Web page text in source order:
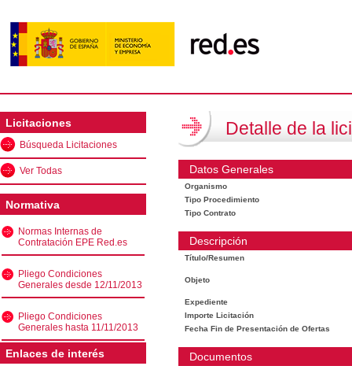
Licitaciones
Búsqueda Licitaciones
Ver Todas
Normativa
Normas Internas de
Contratación EPE Red.es
Pliego Condiciones
Generales desde 12/11/2013
Pliego Condiciones
Generales hasta 11/11/2013
Enlaces de interés
Detalle de la
Datos Generales
Organismo
Tipo Procedimiento
Tipo Contrato
Descripción
Título/Resumen
Objeto
Expediente
Importe Licitación
Fecha Fin de Presentación de Ofertas
Documentos